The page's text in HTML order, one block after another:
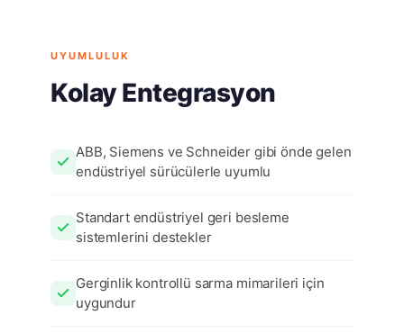
UYUMLULUK
Kolay Entegrasyon
ABB, Siemens ve Schneider gibi önde gelen
endüstriyel sürücülerle uyumlu
Standart endüstriyel geri besleme
sistemlerini destekler
Gerginlik kontrollü sarma mimarileri için
uygundur